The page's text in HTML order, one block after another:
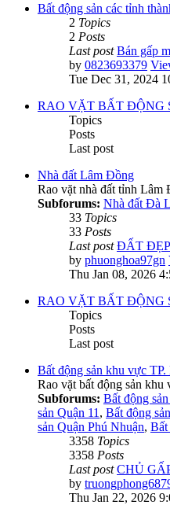
Bất động sản các tỉnh
2 Topics
2 Posts
Last post Bán gấp
by 0823693379
Tue Dec 31, 2024
RAO VẶT BẤT ĐỘNG
Topics
Posts
Last post
Nhà đất Lâm Đồng
Rao vặt nhà đất tỉnh Lâm
Subforums: Nhà đất Đà
33 Topics
33 Posts
Last post ĐẤT
by phuonghoa97gn
Thu Jan 08, 2026
RAO VẶT BẤT ĐỘNG
Topics
Posts
Last post
Bất động sản khu vực
Rao vặt bất động sản
Subforums: Bất động
sản Quận 11 , Bất động
sản Quận Phú Nhuận, Bất
3358 Topics
3358 Posts
Last post CHỦ
by
Thu Jan 22, 2026